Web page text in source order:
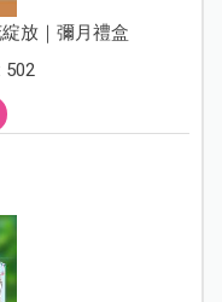
放｜彌月禮盒
502